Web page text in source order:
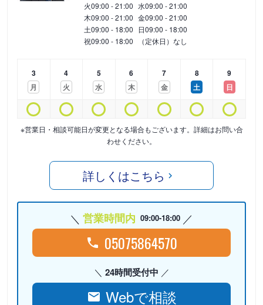
火09:00 - 21:00 水09:00 - 21:00
木09:00 - 21:00 金09:00 - 21:00
土09:00 - 18:00 日09:00 - 18:00
祝09:00 - 18:00 （定休日）なし
3
月
4
火
5
水
6
木
7
金
8
土
9
日
※営業日・相談可能日が変更となる場合もございます。詳細はお問い合
わせください。
詳しくはこちら
営業時間内 09:00-18:00
05075864570
24時間受付中
Webで相談